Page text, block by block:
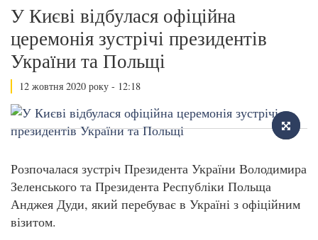
У Києві відбулася офіційна
церемонія зустрічі президентів
України та Польщі
12 жовтня 2020 року - 12:18
Розпочалася зустріч Президента України Володимира
Зеленського та Президента Республіки Польща
Анджея Дуди, який перебуває в Україні з офіційним
візитом.